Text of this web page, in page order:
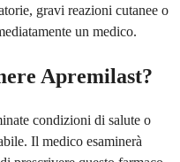
gravi reazioni cutanee o
un medico.
Apremilast?
condizioni di salute o
Il medico esaminerà